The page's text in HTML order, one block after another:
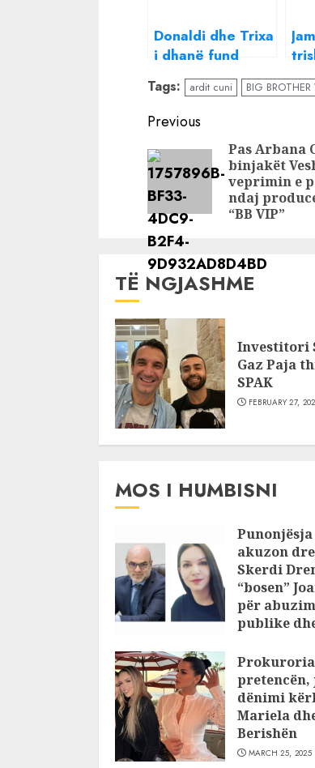
Donaldi dhe Trixa
i dhanë fund
lidhjes, vjen
reagimi i Semit
Tags: ardit cuni BIG BROTHER
Continue
Reading
Previous
Pas Arbana
binjakët
veprimin e
ndaj
“BB VIP”
TË NGJASHME
Investitori
Gaz Paja
SPAK
FEBRUARY 27,
MOS I HUMBISNI
Punonjësja
akuzon
Skerdi
“bosen”
për
publike
JULY 24, 2025
pretencën,
dënimi
Mariela
Berishën
MARCH 25, 2025